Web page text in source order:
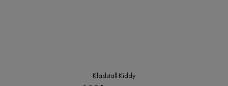
Klädställ Kiddy